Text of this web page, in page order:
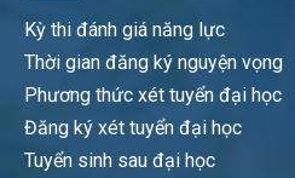
Kỳ thi đánh giá năng lực
Thời gian đăng ký nguyện vọng
Phương thức xét tuyển đại học
Đăng ký xét tuyển đại học
Tuyển sinh sau đại học